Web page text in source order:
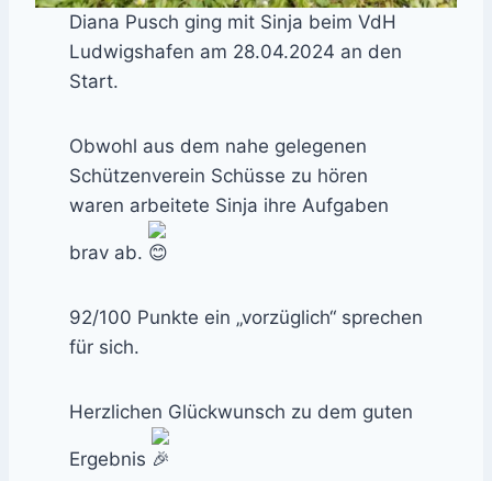
Diana Pusch ging mit Sinja beim VdH
Ludwigshafen am 28.04.2024 an den
Start.
Obwohl aus dem nahe gelegenen
Schützenverein Schüsse zu hören
waren arbeitete Sinja ihre Aufgaben
brav ab.
92/100 Punkte ein „vorzüglich“ sprechen
für sich.
Herzlichen Glückwunsch zu dem guten
Ergebnis